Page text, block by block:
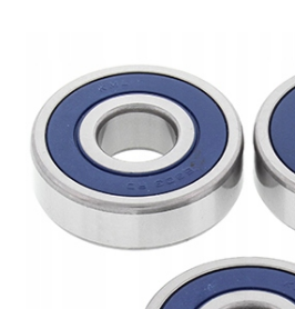
Moje konto
Regulamin
Polityka prywatności